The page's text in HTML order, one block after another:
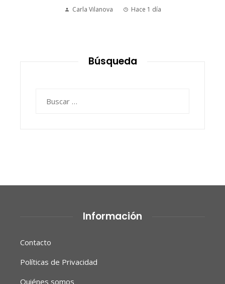
Carla Vilanova Hace 1 día
Búsqueda
Información
Contacto
Políticas de Privacidad
Quiénes somos